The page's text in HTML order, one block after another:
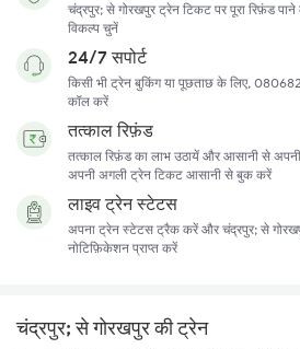
चंद्रपुर; से गोरखपुर ट्रेन टिकट पर पूरा रिफ़ंड
विकल्प चुनें
24/7 सपोर्ट
किसी भी ट्रेन बुकिंग या पूछताछ के लिए,
कॉल करें
तत्काल रिफ़ंड
तत्काल रिफ़ंड का लाभ उठायें और आसानी से
अपनी अगली ट्रेन टिकट आसानी से बुक करें
लाइव ट्रेन स्टेटस
अपना ट्रेन स्टेटस ट्रैक करें और चंद्रपुर; से
नोटिफ़िकेशन प्राप्त करें
चंद्रपुर; से गोरखपुर की ट्रेन